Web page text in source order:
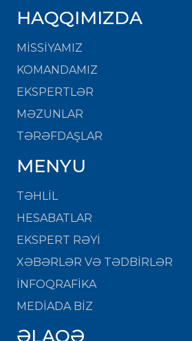
HAQQIMIZDA
MISSIYAMIZ
KOMANDAMIZ
EKSPERTLƏR
MƏZUNLAR
TƏRƏFDAŞLAR
MENYU
TƏHLİL
HESABATLAR
EKSPERT RƏYİ
XƏBƏRLƏR VƏ TƏDBİRLƏR
İNFOQRAFİKA
MEDİADA BİZ
ƏLAQƏ